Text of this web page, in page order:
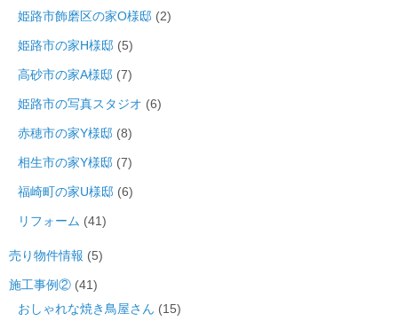
姫路市飾磨区の家O様邸 (2)
姫路市の家H様邸 (5)
高砂市の家A様邸 (7)
姫路市の写真スタジオ (6)
赤穂市の家Y様邸 (8)
相生市の家Y様邸 (7)
福崎町の家U様邸 (6)
リフォーム (41)
売り物件情報 (5)
施工事例② (41)
おしゃれな焼き鳥屋さん (15)